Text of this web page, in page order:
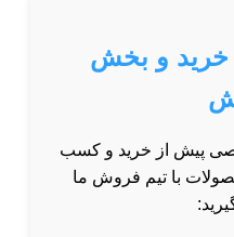
خرید و بخش
پیش از خرید و کسب
با تیم فروش ما